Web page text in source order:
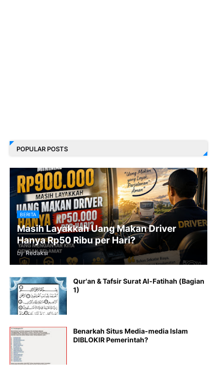
POPULAR POSTS
BERITA
Masih Layakkah Uang Makan Driver
Hanya Rp50 Ribu per Hari?
by Redaksi
Qur'an & Tafsir Surat Al-Fatihah (Bagian
1)
Benarkah Situs Media-media Islam
DIBLOKIR Pemerintah?